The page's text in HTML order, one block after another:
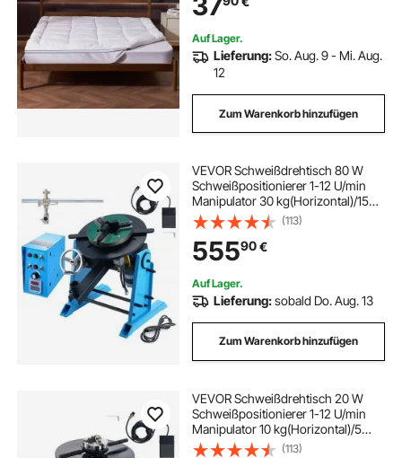
Auf Lager.
Lieferung:So. Aug. 9 - Mi. Aug.
12
Zum Warenkorb hinzufügen
VEVOR Schweißdrehtisch 80 W
Schweißpositionierer 1-12 U/min
Manipulator 30 kg(Horizontal)/15
kg(vertikal) Drehtisch 0–90°
Neigungswinkel KD200-
Dreibackenfutter zum Schneiden,
Schleifen, Montieren
(113)
55590€
Auf Lager.
Lieferung:sobald Do. Aug. 13
Zum Warenkorb hinzufügen
VEVOR Schweißdrehtisch 20 W
Schweißpositionierer 1-12 U/min
Manipulator 10 kg(Horizontal)/5
kg(vertikal) Drehtisch 0–90°
(113)